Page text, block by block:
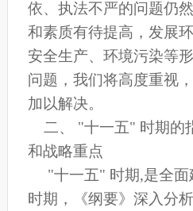
依、执法不严的问题仍
和素质有待提高，发展
安全生产、环境污染等
问题，我们将高度重视
加以解决。
二、 "十一五" 时期的
和战略重点
"十一五" 时期,是全
时期，《纲要》深入分